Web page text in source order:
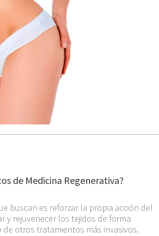
de Medicina Regenerativa?
buscan es reforzar la propia acción del
y rejuvenecer los tejidos de forma
otros tratamientos más invasivos.